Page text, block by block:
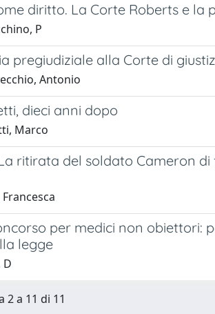
diritto. La Corte Roberts e la
P
pregiudiziale alla Corte di
Antonio
dieci anni dopo
Marco
ritirata del soldato Cameron
per medici non obiettori:
legge
D
a 11 di 11